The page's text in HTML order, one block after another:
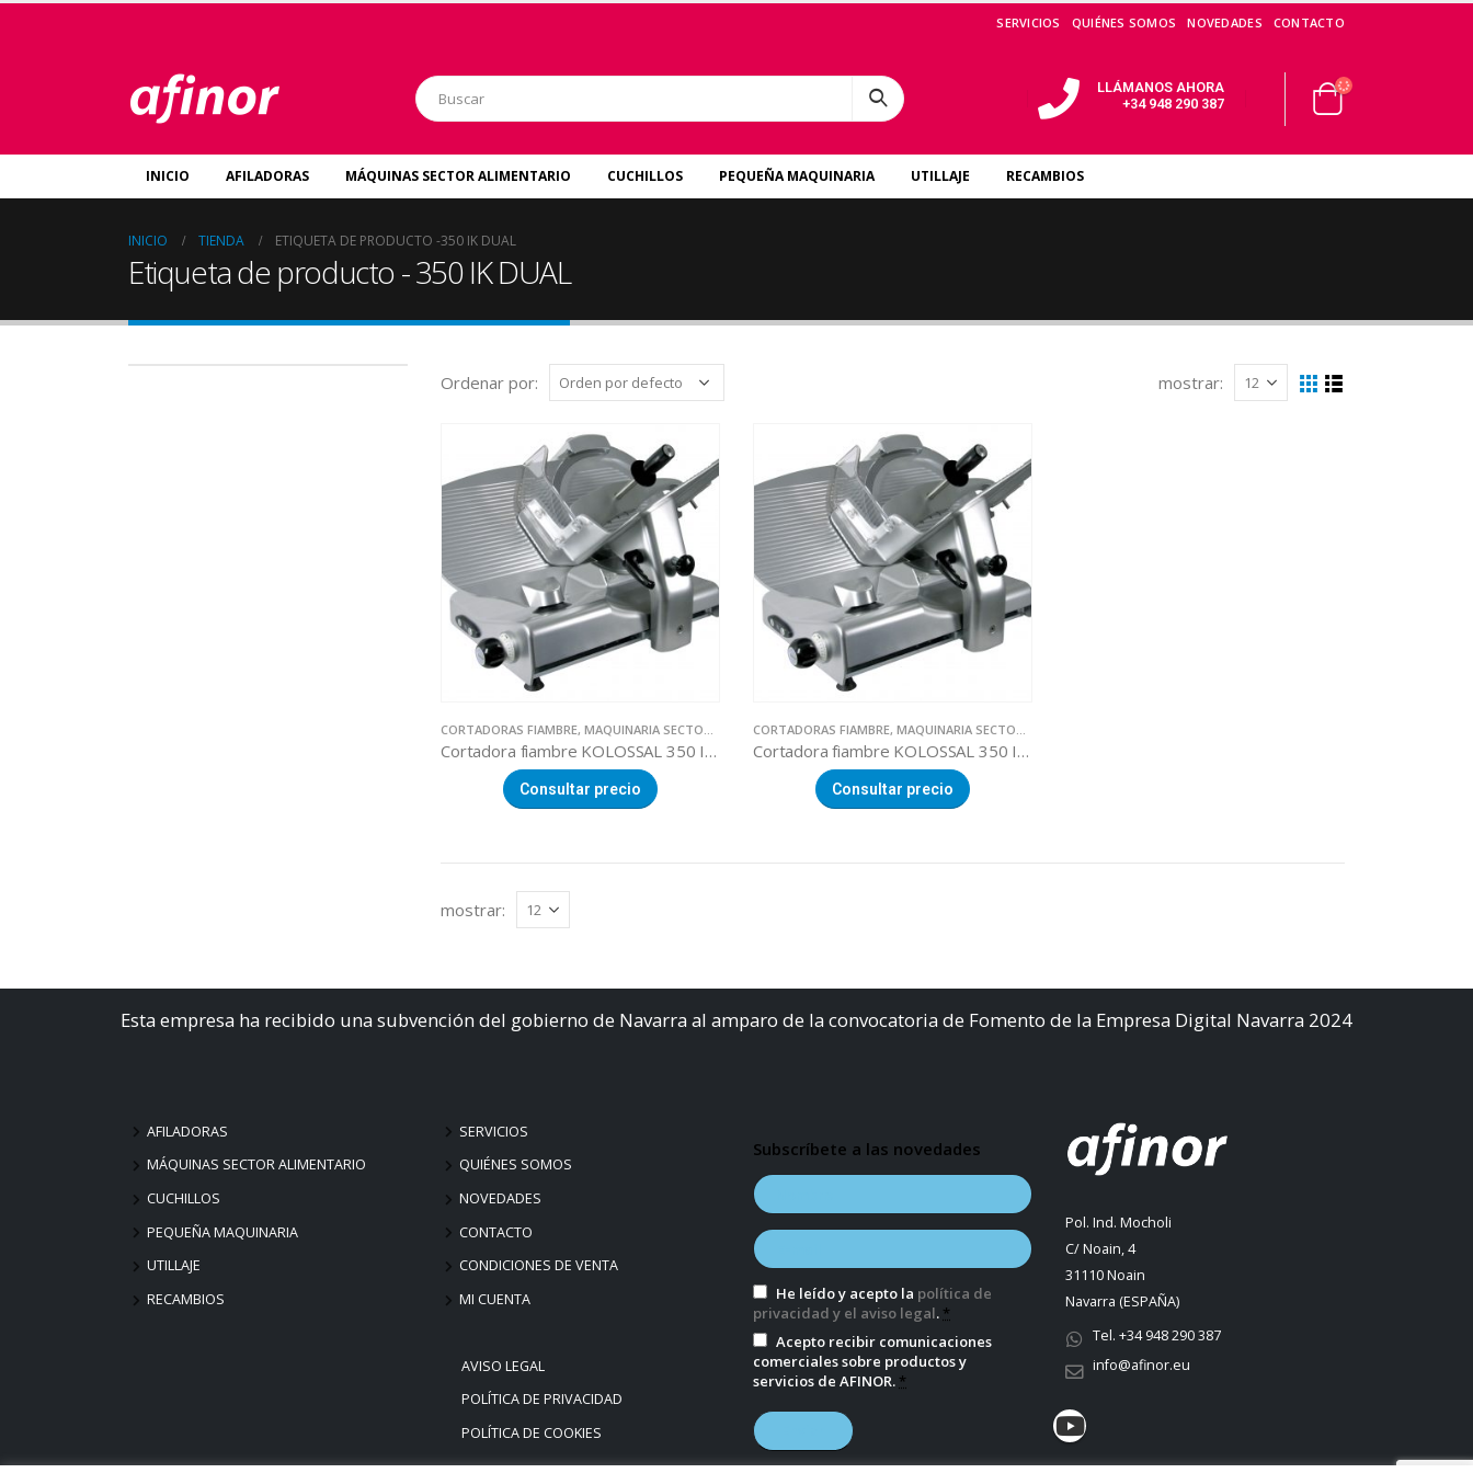
SERVICIOS QUIÉNES SOMOS NOVEDADES CONTACTO
LLÁMANOS AHORA
+34 948 290 387
INICIO AFILADORAS MÁQUINAS SECTOR ALIMENTARIO CUCHILLOS PEQUEÑA MAQUINARIA UTILLAJE RECAMBIOS
INICIO TIENDA ETIQUETA DE PRODUCTO -350 IK DUAL
Etiqueta de producto - 350 IK DUAL
Ordenar por: mostrar:
CORTADORAS FIAMBRE, MAQUINARIA SECTOR ALIMENTACION
Cortadora fiambre KOLOSSAL 350 IK DUAL
Consultar precio
CORTADORAS FIAMBRE, MAQUINARIA SECTOR ALIMENTACION
Cortadora fiambre KOLOSSAL 350 IK DUAL
Consultar precio
mostrar:
Esta empresa ha recibido una subvención del gobierno de Navarra al amparo de la convocatoria de Fomento de la Empresa Digital Navarra 2024
AFILADORAS
MÁQUINAS SECTOR ALIMENTARIO
CUCHILLOS
PEQUEÑA MAQUINARIA
UTILLAJE
RECAMBIOS
SERVICIOS
QUIÉNES SOMOS
NOVEDADES
CONTACTO
CONDICIONES DE VENTA
MI CUENTA
AVISO LEGAL
POLÍTICA DE PRIVACIDAD
POLÍTICA DE COOKIES
Subscríbete a las novedades
He leído y acepto la política de
privacidad y el aviso legal. *
Acepto recibir comunicaciones
comerciales sobre productos y
servicios de AFINOR. *
Pol. Ind. Mocholi
C/ Noain, 4
31110 Noain
Navarra (ESPAÑA)
Tel. +34 948 290 387
info@afinor.eu